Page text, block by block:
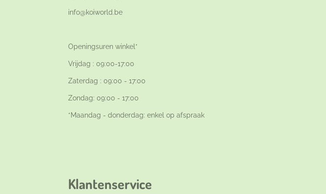
info@koiworld.be
Openingsuren winkel*
Vrijdag : 09:00-17:00
Zaterdag : 09:00 - 17:00
Zondag: 09:00 - 17:00
*Maandag - donderdag: enkel op afspraak
Klantenservice